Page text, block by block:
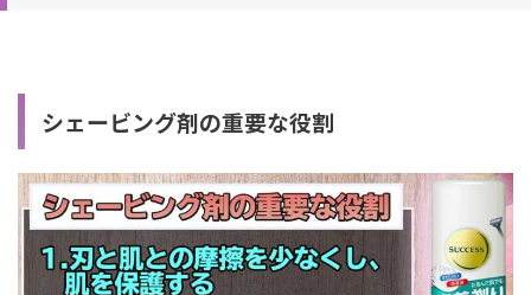
シェービング剤の重要な役割